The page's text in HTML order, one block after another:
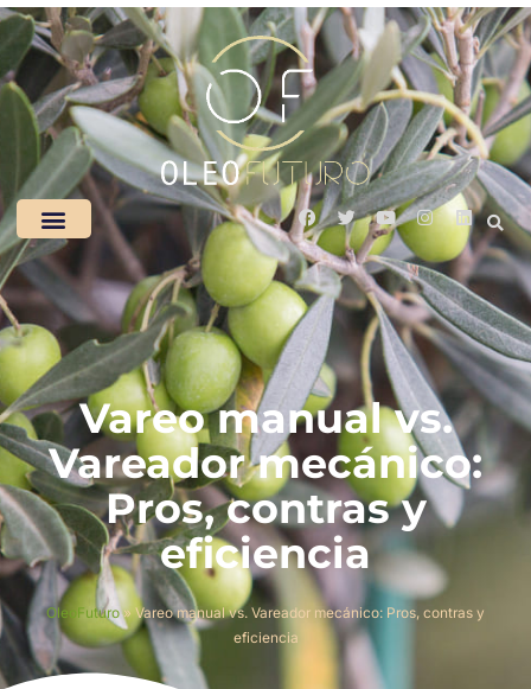
Vareo manual vs.
Vareador mecánico:
Pros, contras y
eficiencia
OleoFuturo» Vareo manual vs. Vareador mecánico: Pros, contras y
eficiencia